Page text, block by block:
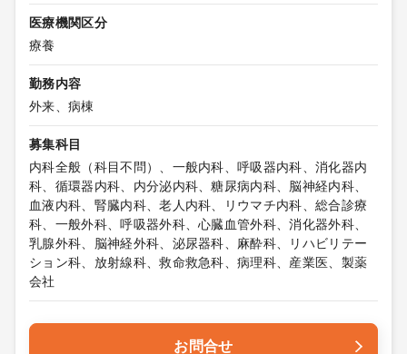
医療機関区分
療養
勤務内容
外来、病棟
募集科目
内科全般（科目不問）、一般内科、呼吸器内科、消化器内
科、循環器内科、内分泌内科、糖尿病内科、脳神経内科、
血液内科、腎臓内科、老人内科、リウマチ内科、総合診療
科、一般外科、呼吸器外科、心臓血管外科、消化器外科、
乳腺外科、脳神経外科、泌尿器科、麻酔科、リハビリテー
ション科、放射線科、救命救急科、病理科、産業医、製薬
会社
お問合せ